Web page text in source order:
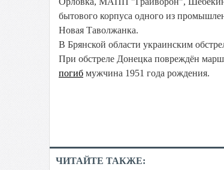
бытового корпуса одного из
Новая Таволжанка.
В Брянской области украинским
При обстреле Донецка повреждён
погиб мужчина 1951 года рождения.
ЧИТАЙТЕ ТАКЖЕ: